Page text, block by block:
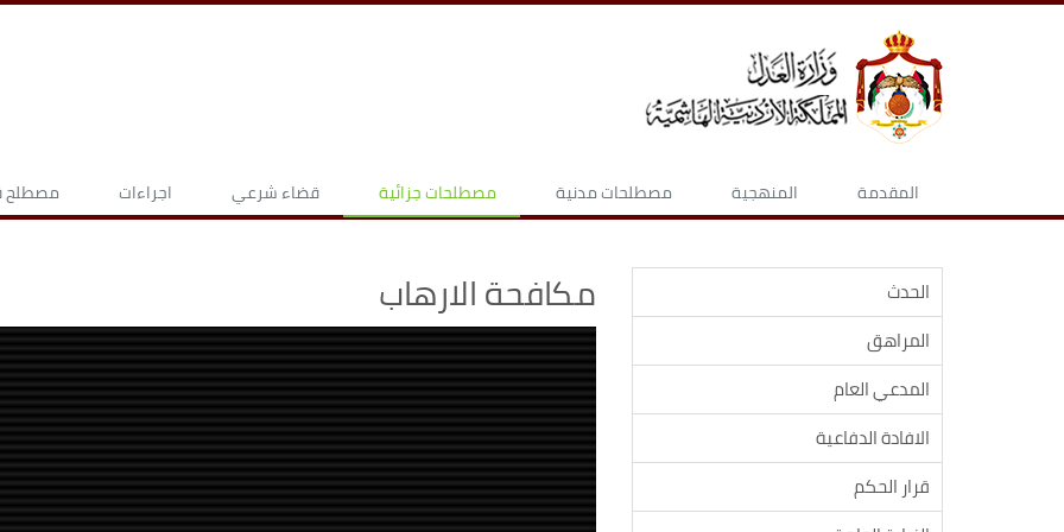
المقدمة المنهجية مصطلحات مدنية مصطلحات جزائية قضاء شرعي اجراءات مصطلح
الحدث
المراهق
المدعي العام
الافادة الدفاعية
قرار الحكم
مكافحة الارهاب